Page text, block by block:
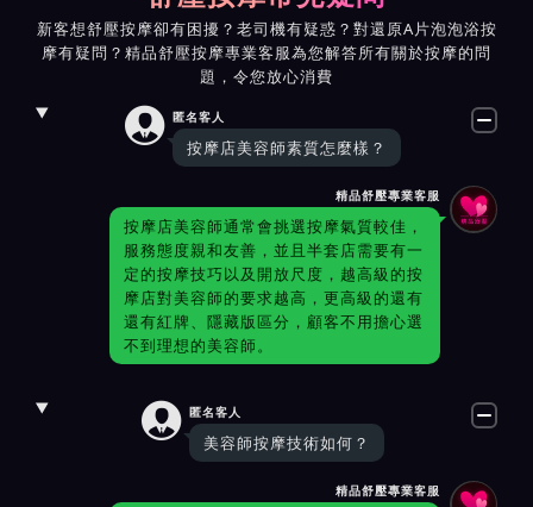
新客想舒壓按摩卻有困擾？老司機有疑惑？對還原A片泡泡浴按
摩有疑問？精品舒壓按摩專業客服為您解答所有關於按摩的問
題，令您放心消費
 匿名客人
按摩店美容師素質怎麼樣？
精品舒壓專業客服
按摩店美容師通常會挑選按摩氣質較佳，
服務態度親和友善，並且半套店需要有一
定的按摩技巧以及開放尺度，越高級的按
摩店對美容師的要求越高，更高級的還有
還有紅牌、隱藏版區分，顧客不用擔心選
不到理想的美容師。
 匿名客人
美容師按摩技術如何？
精品舒壓專業客服